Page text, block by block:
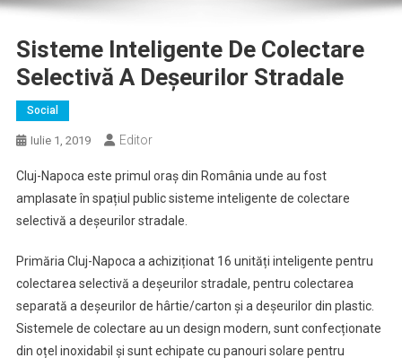
Sisteme Inteligente De Colectare
Selectivă A Deșeurilor Stradale
Social
Iulie 1, 2019 Editor
Cluj-Napoca este primul oraș din România unde au fost
amplasate în spațiul public sisteme inteligente de colectare
selectivă a deșeurilor stradale.
Primăria Cluj-Napoca a achiziționat 16 unități inteligente pentru
colectarea selectivă a deșeurilor stradale, pentru colectarea
separată a deșeurilor de hârtie/carton și a deșeurilor din plastic.
Sistemele de colectare au un design modern, sunt confecționate
din oțel inoxidabil și sunt echipate cu panouri solare pentru